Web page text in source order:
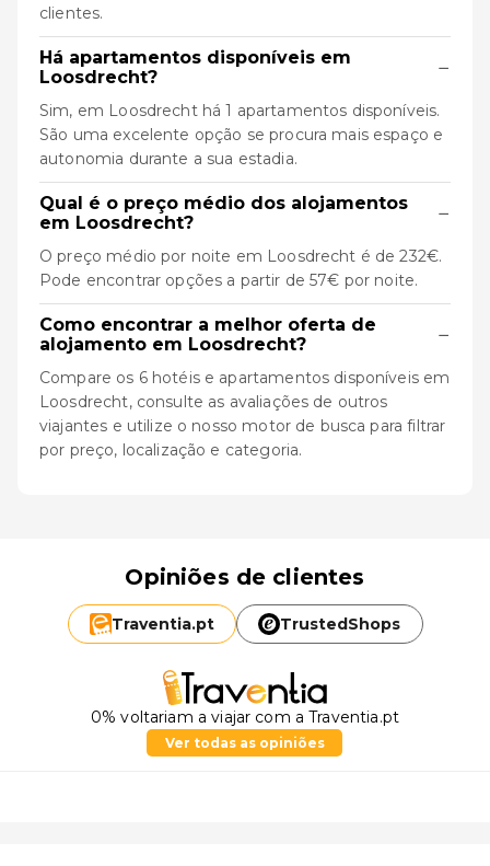
clientes.
Há apartamentos disponíveis em
Loosdrecht?
−
Sim, em Loosdrecht há 1 apartamentos disponíveis.
São uma excelente opção se procura mais espaço e
autonomia durante a sua estadia.
Qual é o preço médio dos alojamentos
em Loosdrecht?
−
O preço médio por noite em Loosdrecht é de 232€.
Pode encontrar opções a partir de 57€ por noite.
Como encontrar a melhor oferta de
alojamento em Loosdrecht?
−
Compare os 6 hotéis e apartamentos disponíveis em
Loosdrecht, consulte as avaliações de outros
viajantes e utilize o nosso motor de busca para filtrar
por preço, localização e categoria.
Opiniões de clientes
Traventia.pt TrustedShops
0% voltariam a viajar com a Traventia.pt
Ver todas as opiniões